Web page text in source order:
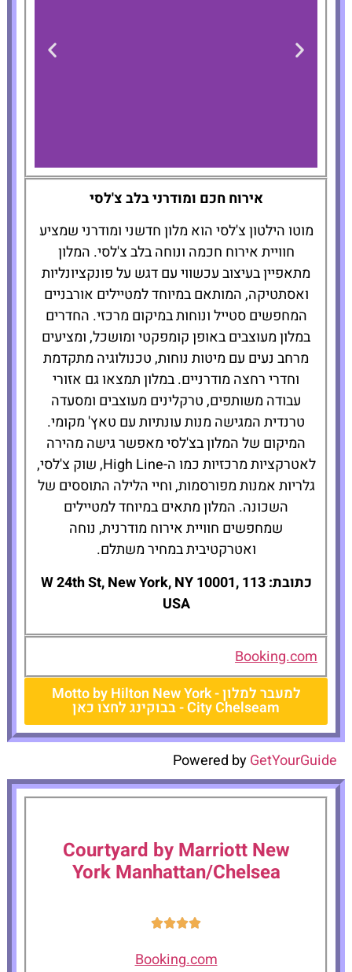
Motto by Hilton New
להזמנת המלון
לחצו כאן
אירוח חכם ומודרני בלב צ'לסי
מוטו הילטון צ'לסי הוא מלון חדשני ומודרני שמציע
חוויית אירוח חכמה ונוחה בלב צ'לסי. המלון
מתאפיין בעיצוב עכשווי עם דגש על פונקציונליות
ואסתטיקה, המותאם במיוחד למטיילים אורבניים
המחפשים סטייל ונוחות במיקום מרכזי. החדרים
במלון מעוצבים באופן קומפקטי ומושכל, ומציעים
מרחב נעים עם מיטות נוחות, טכנולוגיה מתקדמת
וחדרי רחצה מודרניים. במלון תמצאו גם אזורי
עבודה משותפים, טרקלינים מעוצבים ומסעדה
טרנדית המגישה מנות עונתיות עם טאץ' מקומי.
המיקום של המלון בצ'לסי מאפשר גישה מהירה
לאטרקציות מרכזיות כמו ה-High Line, שוק צ'לסי,
גלריות אמנות מפורסמות, וחיי הלילה התוססים של
השכונה. המלון מתאים במיוחד למטיילים
שמחפשים חוויית אירוח מודרנית, נוחה
ואטרקטיבית במחיר משתלם.
כתובת: 113 W 24th St, New York, NY 10001,
USA
Booking.com
למעבר למלון - Motto by Hilton New York
City Chelseam - בבוקינג לחצו כאן
Powered byGetYourGuide
Courtyard by Marriott New
York Manhattan/Chelsea
Booking.com